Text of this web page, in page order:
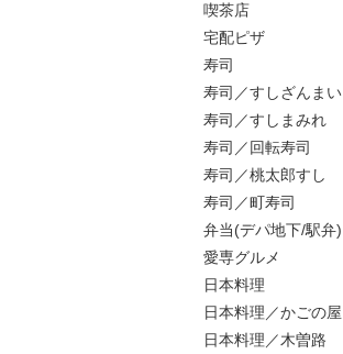
喫茶店
宅配ピザ
寿司
寿司／すしざんまい
寿司／すしまみれ
寿司／回転寿司
寿司／桃太郎すし
寿司／町寿司
弁当(デパ地下/駅弁)
愛専グルメ
日本料理
日本料理／かごの屋
日本料理／木曽路